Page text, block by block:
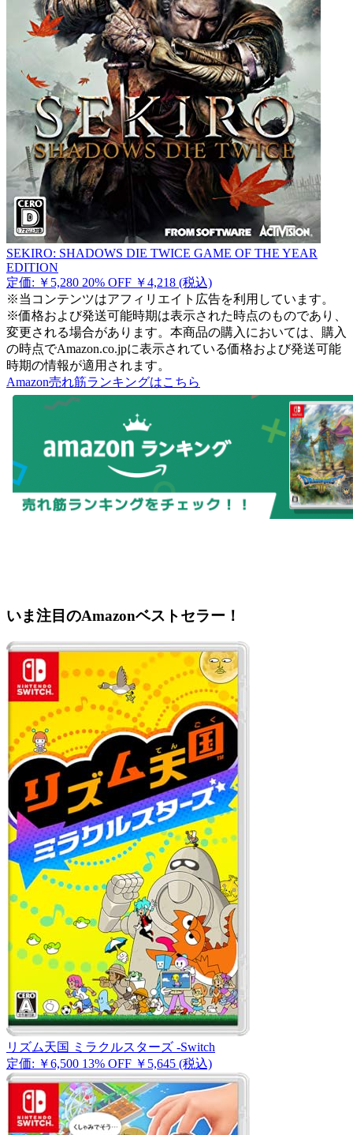
SEKIRO: SHADOWS DIE TWICE GAME OF THE YEAR
EDITION
定価: ￥5,280 20% OFF ￥4,218 (税込)
※当コンテンツはアフィリエイト広告を利用しています。
※価格および発送可能時期は表示された時点のものであり、
変更される場合があります。本商品の購入においては、購入
の時点でAmazon.co.jpに表示されている価格および発送可能
時期の情報が適用されます。
Amazon売れ筋ランキングはこちら
いま注目のAmazonベストセラー！
リズム天国 ミラクルスターズ -Switch
定価: ￥6,500 13% OFF ￥5,645 (税込)